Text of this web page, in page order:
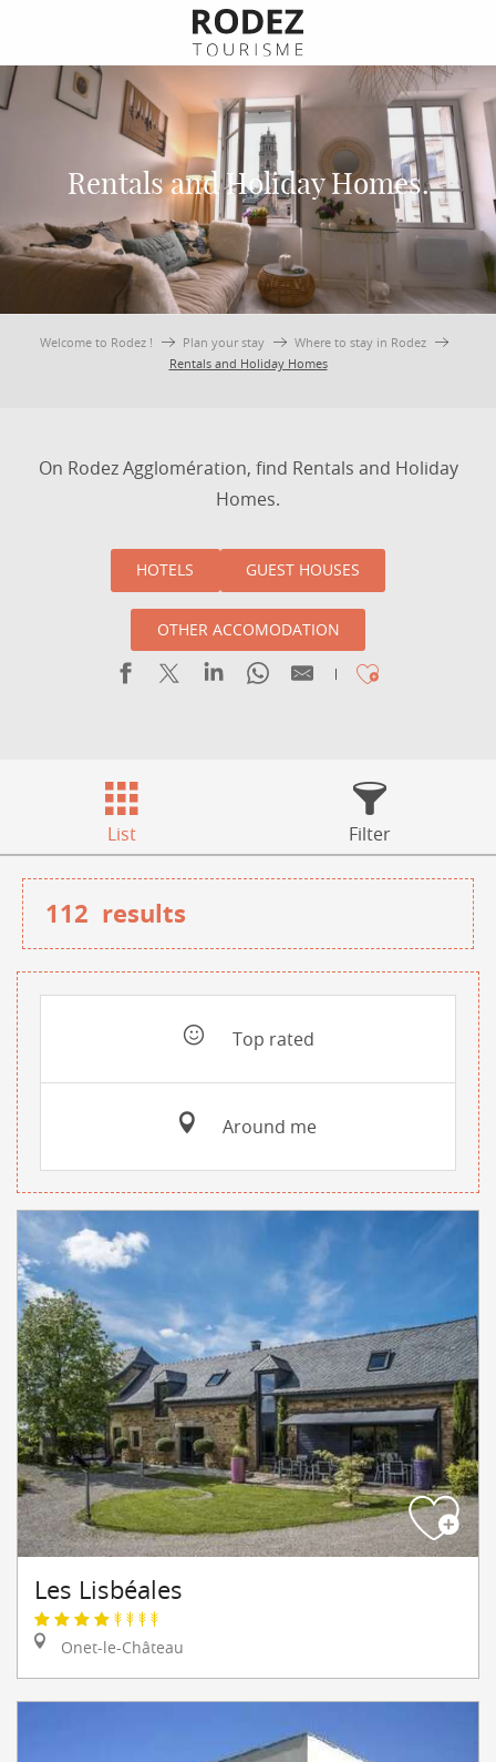
contenu
principal
Rentals and Holiday Homes.
Welcome to Rodez ! Plan your stay
Where to stay in Rodez
Rentals and Holiday Homes
On Rodez Agglomération, find Rentals and Holiday
Homes.
HOTELS GUEST HOUSES
OTHER ACCOMODATION
List Filter
112 results
Top rated
Around me
Les Lisbéales
Onet-le-Château